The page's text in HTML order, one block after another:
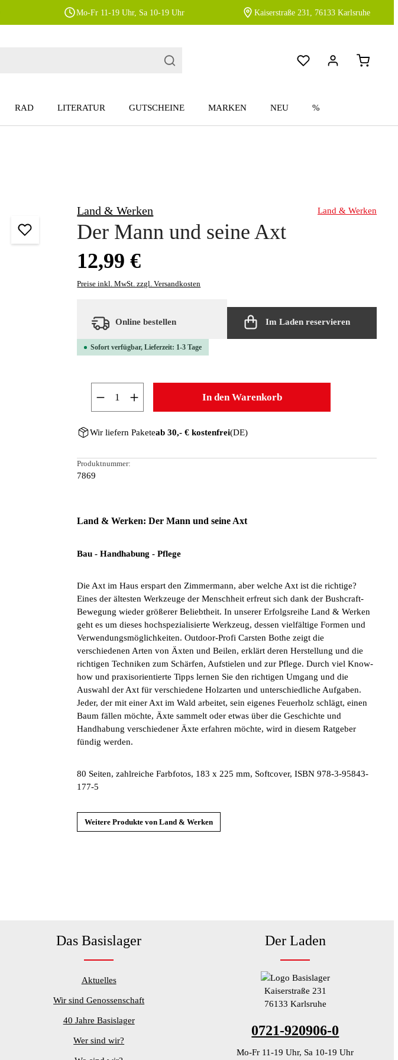
Mo-Fr 11-19 Uhr, Sa 10-19 Uhr Kaiserstraße 231, 76133 Karlsruhe
RAD LITERATUR GUTSCHEINE MARKEN NEU %
Land & Werken Land & Werken
Der Mann und seine Axt
12,99 €
Preise inkl. MwSt. zzgl. Versandkosten
Online bestellen Im Laden reservieren
Sofort verfügbar, Lieferzeit: 1-3 Tage
Produkt Anzahl: Gib den gewünschten Wert ein
In den Warenkorb
Wir liefern Paketeab 30,- € kostenfrei(DE)
Produktnummer:
7869
Land & Werken: Der Mann und seine Axt
Bau - Handhabung - Pflege
Die Axt im Haus erspart den Zimmermann, aber welche Axt ist die richtige?
Eines der ältesten Werkzeuge der Menschheit erfreut sich dank der Bushcraft-
Bewegung wieder größerer Beliebtheit. In unserer Erfolgsreihe Land & Werken
geht es um dieses hochspezialisierte Werkzeug, dessen vielfältige Formen und
Verwendungsmöglichkeiten. Outdoor-Profi Carsten Bothe zeigt die
verschiedenen Arten von Äxten und Beilen, erklärt deren Herstellung und die
richtigen Techniken zum Schärfen, Aufstielen und zur Pflege. Durch viel Know-
how und praxisorientierte Tipps lernen Sie den richtigen Umgang und die
Auswahl der Axt für verschiedene Holzarten und unterschiedliche Aufgaben.
Jeder, der mit einer Axt im Wald arbeitet, sein eigenes Feuerholz schlägt, einen
Baum fällen möchte, Äxte sammelt oder etwas über die Geschichte und
Handhabung verschiedener Äxte erfahren möchte, wird in diesem Ratgeber
fündig werden.
80 Seiten, zahlreiche Farbfotos, 183 x 225 mm, Softcover, ISBN 978-3-95843-
177-5
Weitere Produkte von Land & Werken
Das Basislager
Aktuelles
Wir sind Genossenschaft
40 Jahre Basislager
Wer sind wir?
Der Laden
Kaiserstraße 231
76133 Karlsruhe
0721-920906-0
Mo-Fr 11-19 Uhr, Sa 10-19 Uhr